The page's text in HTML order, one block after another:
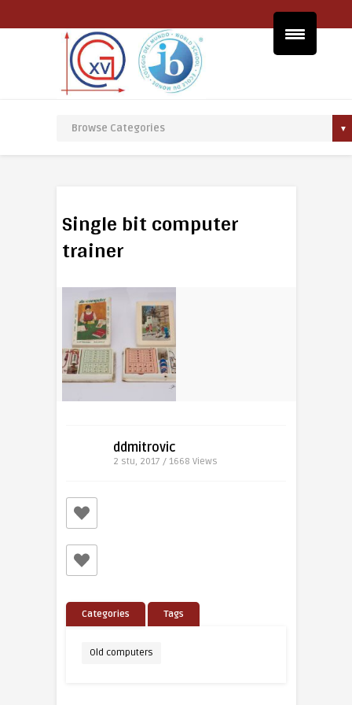
Single bit computer
trainer
ddmitrovic
2 stu, 2017 / 1668 Views
Categories Tags
Old computers